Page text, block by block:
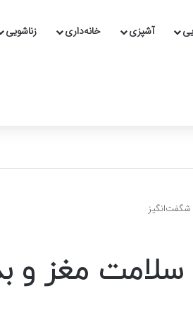
آشپزی خانه‌داری زناشویی
سلامت مغز و